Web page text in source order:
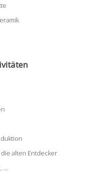
alten Entdecker
...